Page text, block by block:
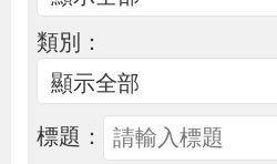
訊
息
布
類別：
標題：